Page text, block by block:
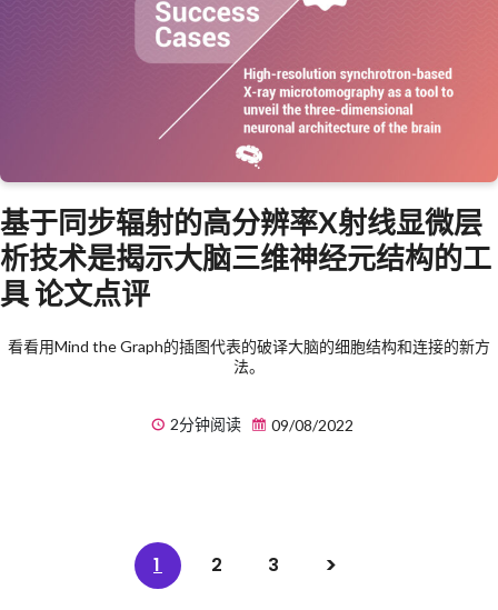
基于同步辐射的高分辨率X射线显微层
析技术是揭示大脑三维神经元结构的工
具 论文点评
看看用Mind the Graph的插图代表的破译大脑的细胞结构和连接的新方
法。
2分钟阅读 09/08/2022
1 2 3